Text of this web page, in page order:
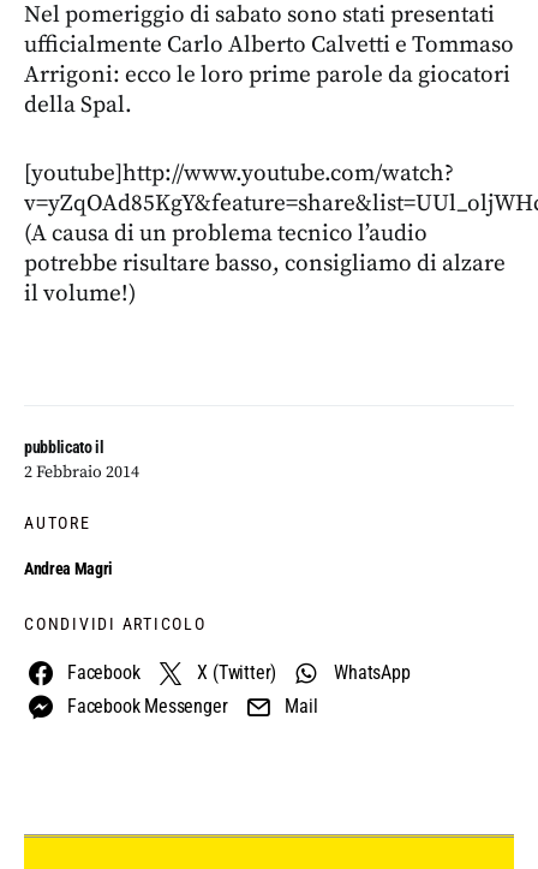
pubblicato il
2 Febbraio 2014
AUTORE
Andrea Magri
CONDIVIDI ARTICOLO
Facebook X (Twitter)
WhatsApp
Facebook Messenger
Mail
Nel pomeriggio di sabato sono stati presentati
ufficialmente Carlo Alberto Calvetti e Tommaso
Arrigoni: ecco le loro prime parole da giocatori
della Spal.
[youtube]http://www.youtube.com/watch?
(A causa di un problema tecnico l’audio
potrebbe risultare basso, consigliamo di alzare
il volume!)